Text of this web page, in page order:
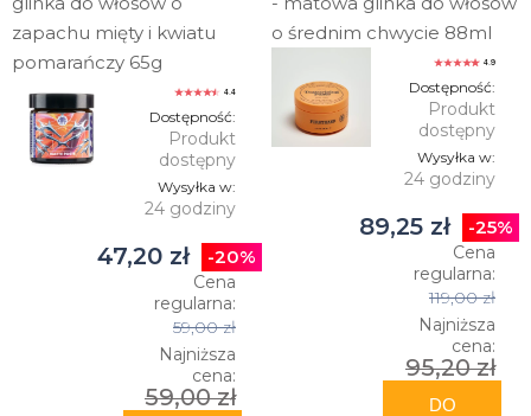
zapachu mięty i kwiatu
pomarańczy 65g
4.4
Dostępność:
Produkt
dostępny
Wysyłka w:
24 godziny
47,20 zł -20%
Cena
regularna:
59,00 zł
Najniższa
cena:
59,00 zł
o średnim chwycie 88ml
4.9
Dostępność:
Produkt
dostępny
Wysyłka w:
24 godziny
89,25 zł -25%
Cena
regularna:
119,00 zł
Najniższa
cena:
95,20 zł
DO